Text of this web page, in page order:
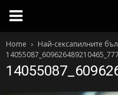
Home
Най-сексапилните